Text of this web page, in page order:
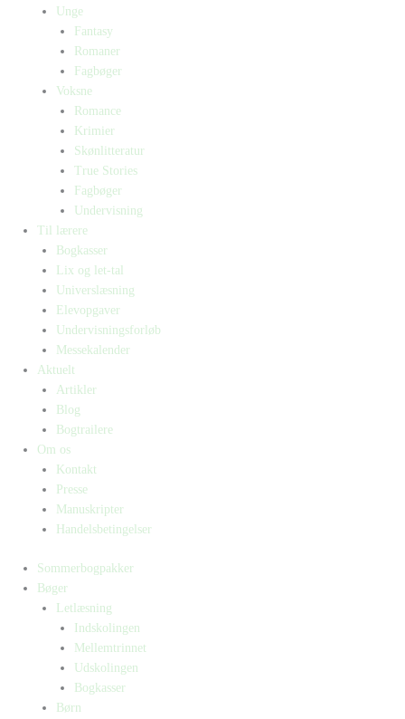
Unge
Fantasy
Romaner
Fagbøger
Voksne
Romance
Krimier
Skønlitteratur
True Stories
Fagbøger
Undervisning
Til lærere
Bogkasser
Lix og let-tal
Universlæsning
Elevopgaver
Undervisningsforløb
Messekalender
Aktuelt
Artikler
Blog
Bogtrailere
Om os
Kontakt
Presse
Manuskripter
Handelsbetingelser
Sommerbogpakker
Bøger
Letlæsning
Indskolingen
Mellemtrinnet
Udskolingen
Bogkasser
Børn